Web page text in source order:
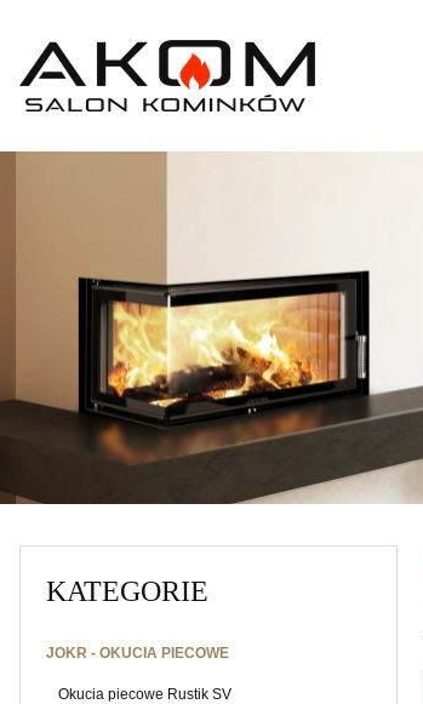
KATEGORIE
JOKR - OKUCIA PIECOWE
Okucia piecowe Rustik SV